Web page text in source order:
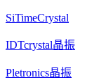
SiTimeCrystal
IDTcrystal晶振
Pletronics晶振